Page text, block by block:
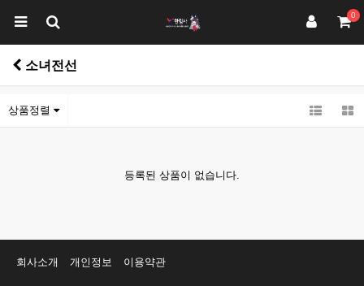
0
소녀전선
상품정렬
등록된 상품이 없습니다.
회사소개 개인정보 이용약관